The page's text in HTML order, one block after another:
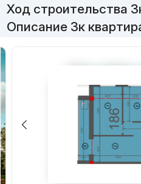
Ход строительства
Описание 3к